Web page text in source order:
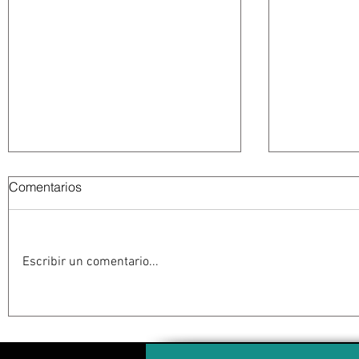
Colombia bajo un fuerte
detención
Comentarios
Escribir un comentario...